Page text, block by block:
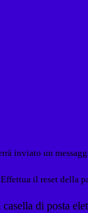
inviato un
il reset della
di posta